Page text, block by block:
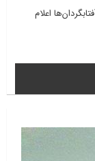
اعلام